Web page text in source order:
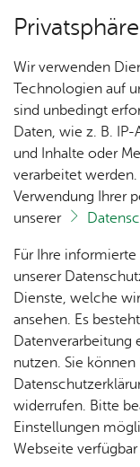
Un­se­re
Ak­tu­
1250
Jahre
Ai­lin­
gen
Zah­
len,
Daten
& Fak­
ten
Ai­lin­
ger
Fe­ri­
en­
Ver­an­stal­tun­gen
Ter­min
Sams­tag, 10.
Der
Wir verwenden
Technologien auf
sind unbedingt
Daten, wie z. B.
und Inhalte oder
verarbeitet
Verwendung Ihrer
unserer
Für Ihre
unserer
Dienste, welche
ansehen. Es
Datenverarbeitung
nutzen. Sie
widerrufen. Bitte
Einstellungen
Webseite verfügbar